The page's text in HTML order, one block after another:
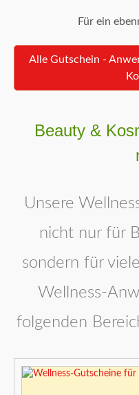
Für ein
Alle Gutschein -
Beauty &
Unsere
nicht nur für
sondern für
Wellness-
folgenden